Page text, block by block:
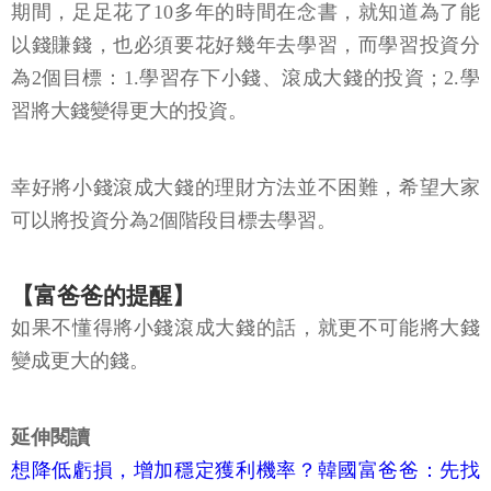
期間，足足花了10多年的時間在念書，就知道為了能
以錢賺錢，也必須要花好幾年去學習，而學習投資分
為2個目標：1.學習存下小錢、滾成大錢的投資；2.學
習將大錢變得更大的投資。
幸好將小錢滾成大錢的理財方法並不困難，希望大家
可以將投資分為2個階段目標去學習。
【富爸爸的提醒】
如果不懂得將小錢滾成大錢的話，就更不可能將大錢
變成更大的錢。
延伸閱讀
想降低虧損，增加穩定獲利機率？韓國富爸爸：先找